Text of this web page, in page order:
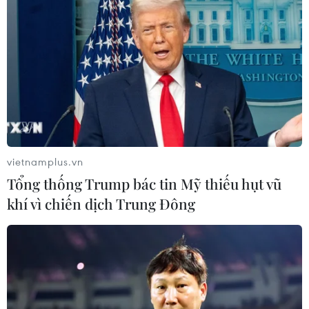
hành công trình hồ chứa nước Tả
Trạch, gây thiệt hại 315 triệu đồng.
(TTXVN/Vietnam+)
vietnamplus.vn
Tổng thống Trump bác tin Mỹ thiếu hụt vũ
khí vì chiến dịch Trung Đông